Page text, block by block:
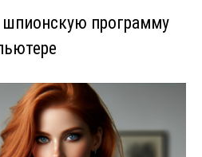
программу